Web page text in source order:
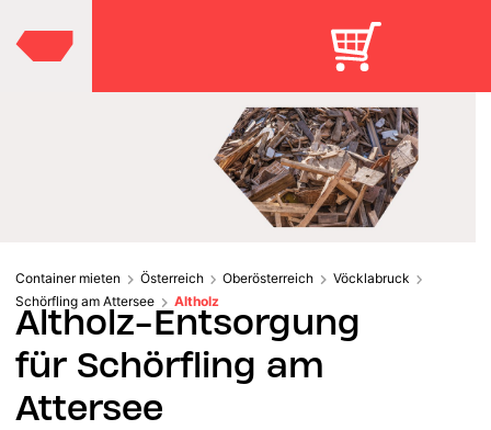
Container mieten Österreich Oberösterreich
Vöcklabruck
Schörfling am Attersee
Altholz
Altholz-Entsorgung
für Schörfling am
Attersee